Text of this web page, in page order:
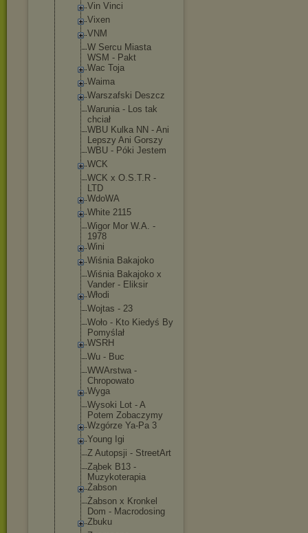
Vin Vinci
Vixen
VNM
W Sercu Miasta
WSM - Pakt
Wac Toja
Waima
Warszafski Deszcz
Warunia - Los tak
chciał
WBU Kulka NN - Ani
Lepszy Ani Gorszy
WBU - Póki Jestem
WCK
WCK x O.S.T.R -
LTD
WdoWA
White 2115
Wigor Mor W.A. -
1978
Wini
Wiśnia Bakajoko
Wiśnia Bakajoko x
Vander - Eliksir
Włodi
Wojtas - 23
Woło - Kto Kiedyś By
Pomyślał
WSRH
Wu - Buc
WWArstwa -
Chropowato
Wyga
Wysoki Lot - A
Potem Zobaczymy
Wzgórze Ya-Pa 3
Young Igi
Z Autopsji - StreetArt
Ząbek B13 -
Muzykoterapia
Żabson
Żabson x Kronkel
Dom - Macrodosing
Zbuku